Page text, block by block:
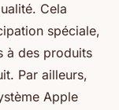
Cela
spéciale,
à des produits
Par ailleurs,
Apple